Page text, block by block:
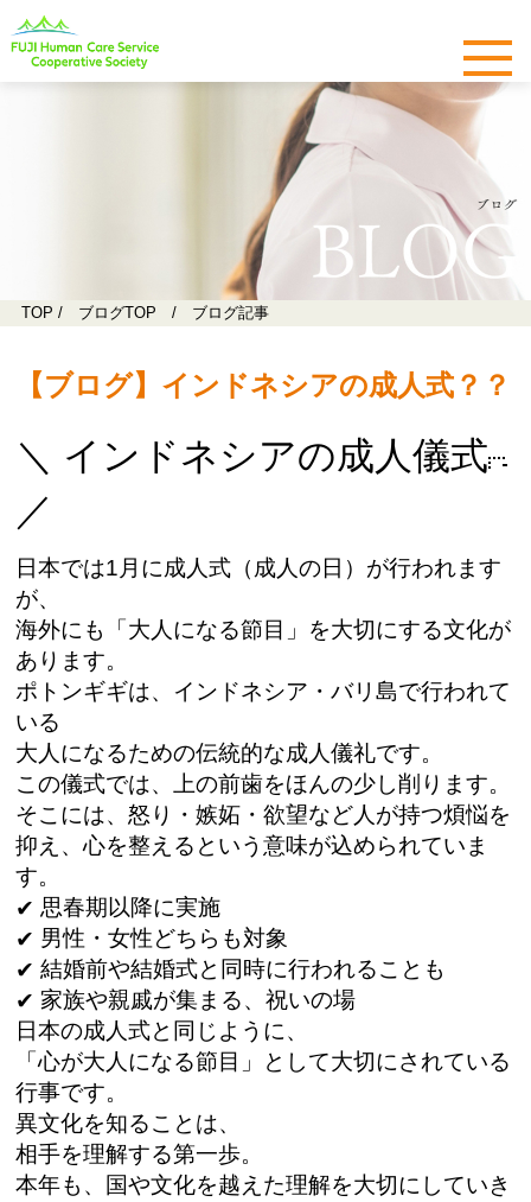
TOP / ブログTOP / ブログ記事
【ブログ】インドネシアの成人式？？
＼ インドネシアの成人儀式
／
日本では1月に成人式（成人の日）が行われます
が、
海外にも「大人になる節目」を大切にする文化が
あります。
ポトンギギは、インドネシア・バリ島で行われて
いる
大人になるための伝統的な成人儀礼です。
この儀式では、上の前歯をほんの少し削ります。
そこには、怒り・嫉妬・欲望など人が持つ煩悩を
抑え、心を整えるという意味が込められていま
す。
思春期以降に実施
男性・女性どちらも対象
結婚前や結婚式と同時に行われることも
家族や親戚が集まる、祝いの場
日本の成人式と同じように、
「心が大人になる節目」として大切にされている
行事です。
異文化を知ることは、
相手を理解する第一歩。
本年も、国や文化を越えた理解を大切にしていき